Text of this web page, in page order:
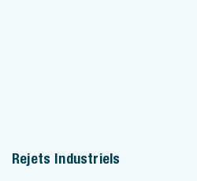
Rejets Industriels